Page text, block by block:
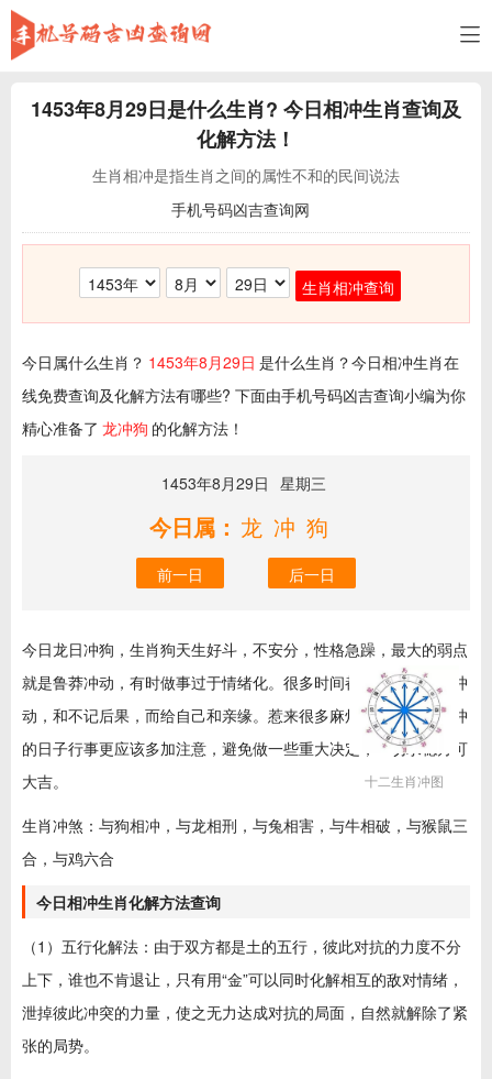
1453年8月29日是什么生肖? 今日相冲生肖查询及
化解方法！
生肖相冲是指生肖之间的属性不和的民间说法
手机号码凶吉查询网
生肖相冲查询
今日属什么生肖？ 1453年8月29日 是什么生肖？今日相冲生肖在
线免费查询及化解方法有哪些? 下面由手机号码凶吉查询小编为你
精心准备了 龙冲狗 的化解方法！
1453年8月29日 星期三
今日属： 龙冲狗
前一日 后一日
十二生肖冲图
今日龙日冲狗，生肖狗天生好斗，不安分，性格急躁，最大的弱点
就是鲁莽冲动，有时做事过于情绪化。很多时间都是因为自己的冲
动，和不记后果，而给自己和亲缘。惹来很多麻烦。那么今日相冲
的日子行事更应该多加注意，避免做一些重大决定，一切求稳方可
大吉。
生肖冲煞：与狗相冲，与龙相刑，与兔相害，与牛相破，与猴鼠三
合，与鸡六合
今日相冲生肖化解方法查询
（1）五行化解法：由于双方都是土的五行，彼此对抗的力度不分
上下，谁也不肯退让，只有用“金”可以同时化解相互的敌对情绪，
泄掉彼此冲突的力量，使之无力达成对抗的局面，自然就解除了紧
张的局势。